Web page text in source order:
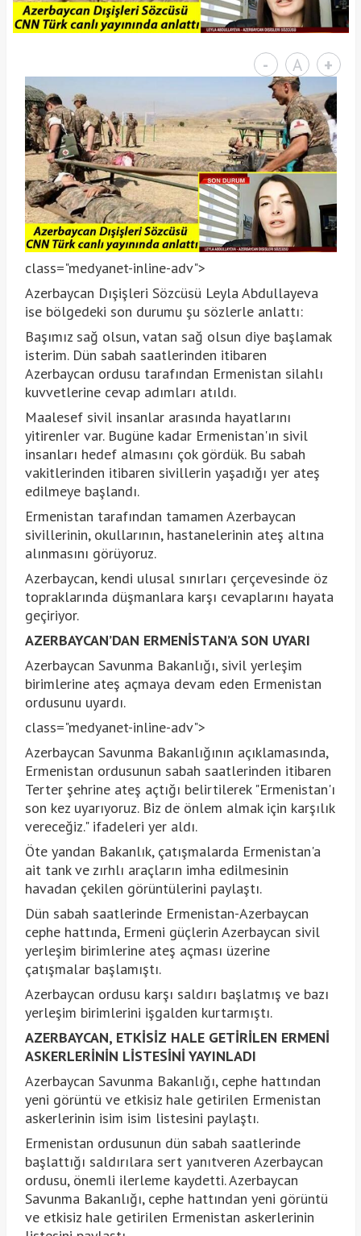
- A +
class="medyanet-inline-adv">
Azerbaycan Dışişleri Sözcüsü Leyla Abdullayeva
ise bölgedeki son durumu şu sözlerle anlattı:
Başımız sağ olsun, vatan sağ olsun diye başlamak
isterim. Dün sabah saatlerinden itibaren
Azerbaycan ordusu tarafından Ermenistan silahlı
kuvvetlerine cevap adımları atıldı.
Maalesef sivil insanlar arasında hayatlarını
yitirenler var. Bugüne kadar Ermenistan'ın sivil
insanları hedef almasını çok gördük. Bu sabah
vakitlerinden itibaren sivillerin yaşadığı yer ateş
edilmeye başlandı.
Ermenistan tarafından tamamen Azerbaycan
sivillerinin, okullarının, hastanelerinin ateş altına
alınmasını görüyoruz.
Azerbaycan, kendi ulusal sınırları çerçevesinde öz
topraklarında düşmanlara karşı cevaplarını hayata
geçiriyor.
AZERBAYCAN’DAN ERMENİSTAN’A SON UYARI
Azerbaycan Savunma Bakanlığı, sivil yerleşim
birimlerine ateş açmaya devam eden Ermenistan
ordusunu uyardı.
class="medyanet-inline-adv">
Azerbaycan Savunma Bakanlığının açıklamasında,
Ermenistan ordusunun sabah saatlerinden itibaren
Terter şehrine ateş açtığı belirtilerek "Ermenistan'ı
son kez uyarıyoruz. Biz de önlem almak için karşılık
vereceğiz." ifadeleri yer aldı.
Öte yandan Bakanlık, çatışmalarda Ermenistan'a
ait tank ve zırhlı araçların imha edilmesinin
havadan çekilen görüntülerini paylaştı.
Dün sabah saatlerinde Ermenistan-Azerbaycan
cephe hattında, Ermeni güçlerin Azerbaycan sivil
yerleşim birimlerine ateş açması üzerine
çatışmalar başlamıştı.
Azerbaycan ordusu karşı saldırı başlatmış ve bazı
yerleşim birimlerini işgalden kurtarmıştı.
AZERBAYCAN, ETKİSİZ HALE GETİRİLEN ERMENİ
ASKERLERİNİN LİSTESİNİ YAYINLADI
Azerbaycan Savunma Bakanlığı, cephe hattından
yeni görüntü ve etkisiz hale getirilen Ermenistan
askerlerinin isim isim listesini paylaştı.
Ermenistan ordusunun dün sabah saatlerinde
başlattığı saldırılara sert yanıtveren Azerbaycan
ordusu, önemli ilerleme kaydetti. Azerbaycan
Savunma Bakanlığı, cephe hattından yeni görüntü
ve etkisiz hale getirilen Ermenistan askerlerinin